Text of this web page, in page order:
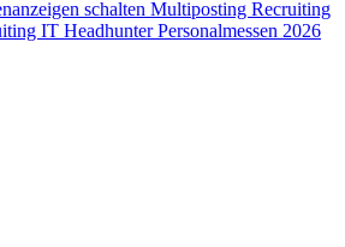
schalten Multiposting Recruiting
IT HeadhunterPersonalmessen 2026